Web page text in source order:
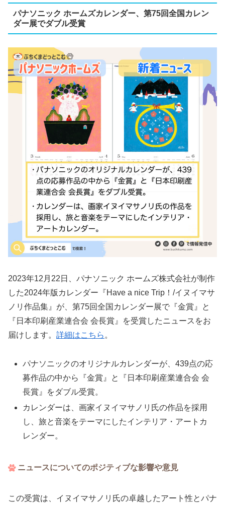
パナソニック ホームズカレンダー、第75回全国カレン
ダー展でダブル受賞
2023年12月22日、パナソニック ホームズ株式会社が制作
した2024年版カレンダー『Have a nice Trip！/イヌイマサ
ノリ作品集』が、第75回全国カレンダー展で『金賞』と
『日本印刷産業連合会 会長賞』を受賞したニュースをお
届けします。 詳細はこちら 。
パナソニックのオリジナルカレンダーが、439点の応
募作品の中から『金賞』と『日本印刷産業連合会 会
長賞』をダブル受賞。
カレンダーは、画家イヌイマサノリ氏の作品を採用
し、旅と音楽をテーマにしたインテリア・アートカ
レンダー。
ニュースについてのポジティブな影響や意見
この受賞は、イヌイマサノリ氏の卓越したアート性とパナ